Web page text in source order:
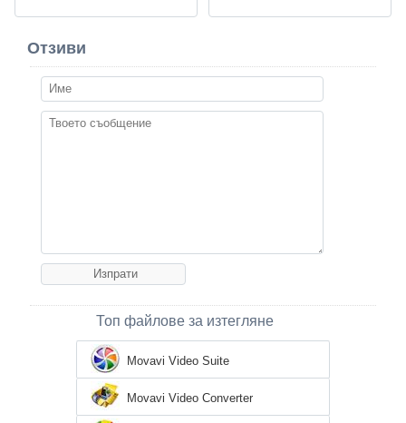
Отзиви
Топ файлове за изтегляне
Movavi Video Suite
Movavi Video Converter